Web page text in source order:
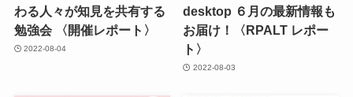
わる人々が知見を共有する
勉強会 〈開催レポート〉
2022-08-04
desktop ６月の最新情報も
お届け！〈RPALT レポー
ト〉
2022-08-03